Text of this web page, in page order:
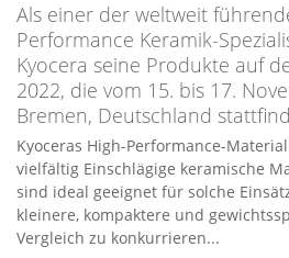
Als einer der weltweit
Performance Keramik-
Kyocera seine Produkte auf
2022, die vom 15. bis 17.
Bremen, Deutschland
Kyoceras High-Performance-
vielfältig Einschlägige keramische
sind ideal geeignet für solche
kleinere, kompaktere und
Vergleich zu konkurrieren...